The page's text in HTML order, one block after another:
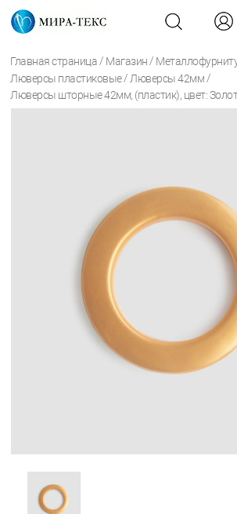
Главная страница / Магазин /
Люверсы пластиковые / Люверсы 42мм /
Люверсы шторные 42мм, (пластик), цвет: